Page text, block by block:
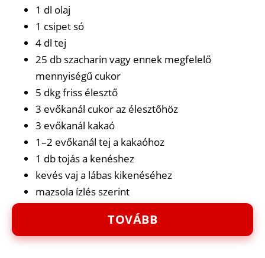
1 dl olaj
1 csipet só
4 dl tej
25 db szacharin vagy ennek megfelelő
mennyiségű cukor
5 dkg friss élesztő
3 evőkanál cukor az élesztőhöz
3 evőkanál kakaó
1–2 evőkanál tej a kakaóhoz
1 db tojás a kenéshez
kevés vaj a lábas kikenéséhez
mazsola ízlés szerint
TOVÁBB